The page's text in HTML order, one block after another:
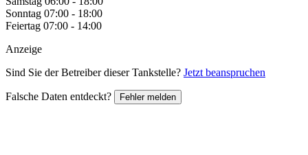
Sonntag 07:00 - 18:00
Feiertag 07:00 - 14:00
Anzeige
Sind Sie der Betreiber dieser Tankstelle? Jetzt beanspruchen
Falsche Daten entdeckt? Fehler melden